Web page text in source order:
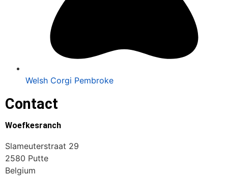
Welsh Corgi Pembroke
Contact
Woefkesranch
Slameuterstraat 29
2580 Putte
Belgium